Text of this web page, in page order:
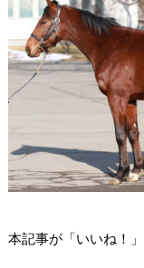
本記事が「いいね！